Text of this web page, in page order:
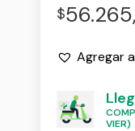
$
Agregar
VIER)